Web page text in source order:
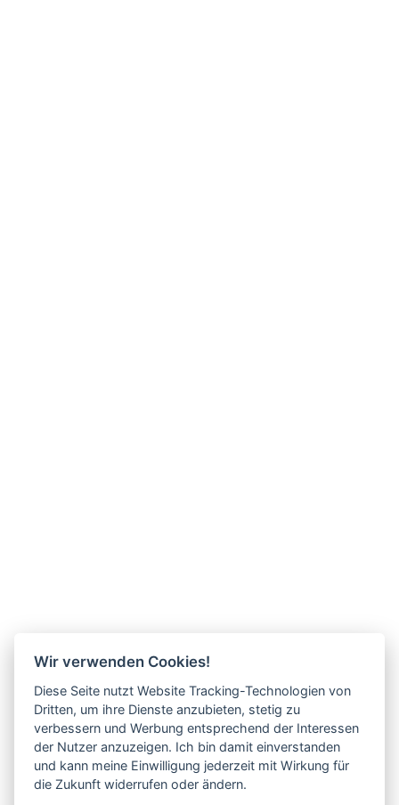
Bobcat Lack Weiß 7251701
Wir verwenden Cookies!
Diese Seite nutzt Website Tracking-Technologien von
Dritten, um ihre Dienste anzubieten, stetig zu
verbessern und Werbung entsprechend der Interessen
der Nutzer anzuzeigen. Ich bin damit einverstanden
und kann meine Einwilligung jederzeit mit Wirkung für
die Zukunft widerrufen oder ändern.